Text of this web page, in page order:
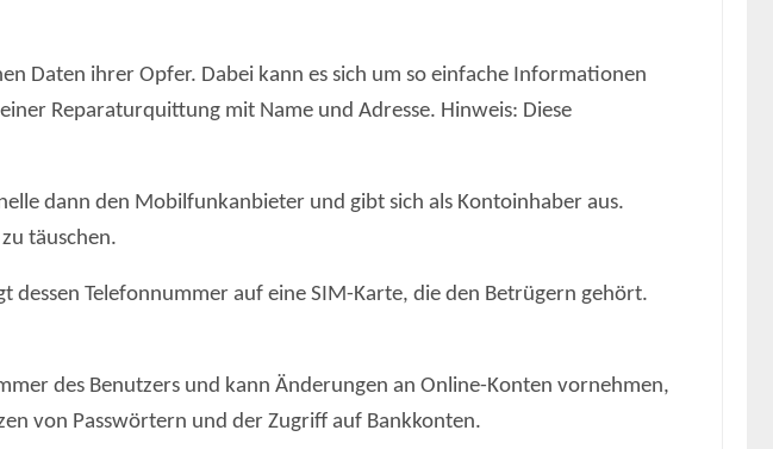
Daten ihrer Opfer. Dabei kann es sich um so einfache Informationen
Reparaturquittung mit Name und Adresse. Hinweis: Diese
dann den Mobilfunkanbieter und gibt sich als Kontoinhaber aus.
täuschen.
Telefonnummer auf eine SIM-Karte, die den Betrügern gehört.
des Benutzers und kann Änderungen an Online-Konten vornehmen,
von Passwörtern und der Zugriff auf Bankkonten.